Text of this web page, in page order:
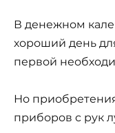
В денежном
хороший день
первой
Но
приборов с рук